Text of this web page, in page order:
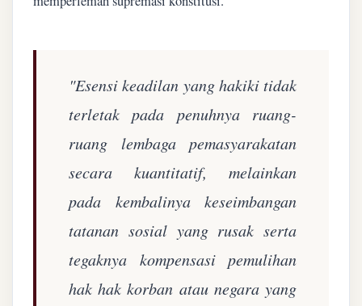
"Esensi keadilan yang hakiki tidak
terletak pada penuhnya ruang-
ruang lembaga pemasyarakatan
secara kuantitatif, melainkan
pada kembalinya keseimbangan
tatanan sosial yang rusak serta
tegaknya kompensasi pemulihan
hak hak korban atau negara yang